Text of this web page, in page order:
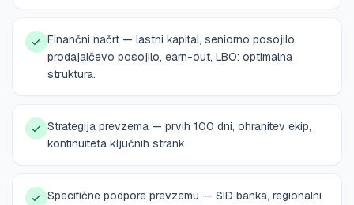
Finančni načrt — lastni kapital, seniorno posojilo,
prodajalčevo posojilo, earn-out, LBO: optimalna
struktura.
Strategija prevzema — prvih 100 dni, ohranitev ekip,
kontinuiteta ključnih strank.
Specifične podpore prevzemu — SID banka, regionalni